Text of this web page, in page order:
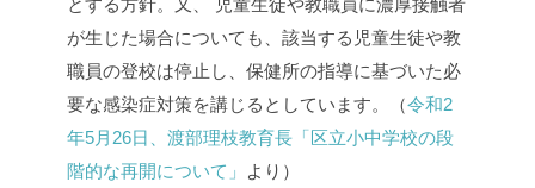
とする方針。又、 児童生徒や教職員に濃厚接触者
が生じた場合についても、該当する児童生徒や教
職員の登校は停止し、保健所の指導に基づいた必
要な感染症対策を講じるとしています。（令和2
年5月26日、渡部理枝教育長「区立小中学校の段
階的な再開について」
より）